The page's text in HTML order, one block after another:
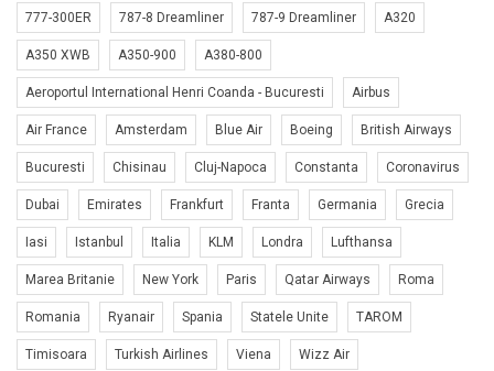
777-300ER 787-8 Dreamliner 787-9 Dreamliner A320
A350 XWB A350-900 A380-800
Aeroportul International Henri Coanda - Bucuresti Airbus
Air France Amsterdam Blue Air Boeing British Airways
Bucuresti Chisinau Cluj-Napoca Constanta Coronavirus
Dubai Emirates Frankfurt Franta Germania Grecia
Iasi Istanbul Italia KLM Londra Lufthansa
Marea Britanie New York Paris Qatar Airways Roma
Romania Ryanair Spania Statele Unite TAROM
Timisoara Turkish Airlines Viena Wizz Air